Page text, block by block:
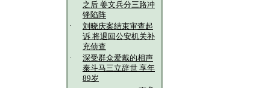
之后 姜文兵分三路冲
锋陷阵
·
刘晓庆案结束审查起
诉 将退回公安机关补
充侦查
·
深受群众爱戴的相声
泰斗马三立辞世 享年
89岁